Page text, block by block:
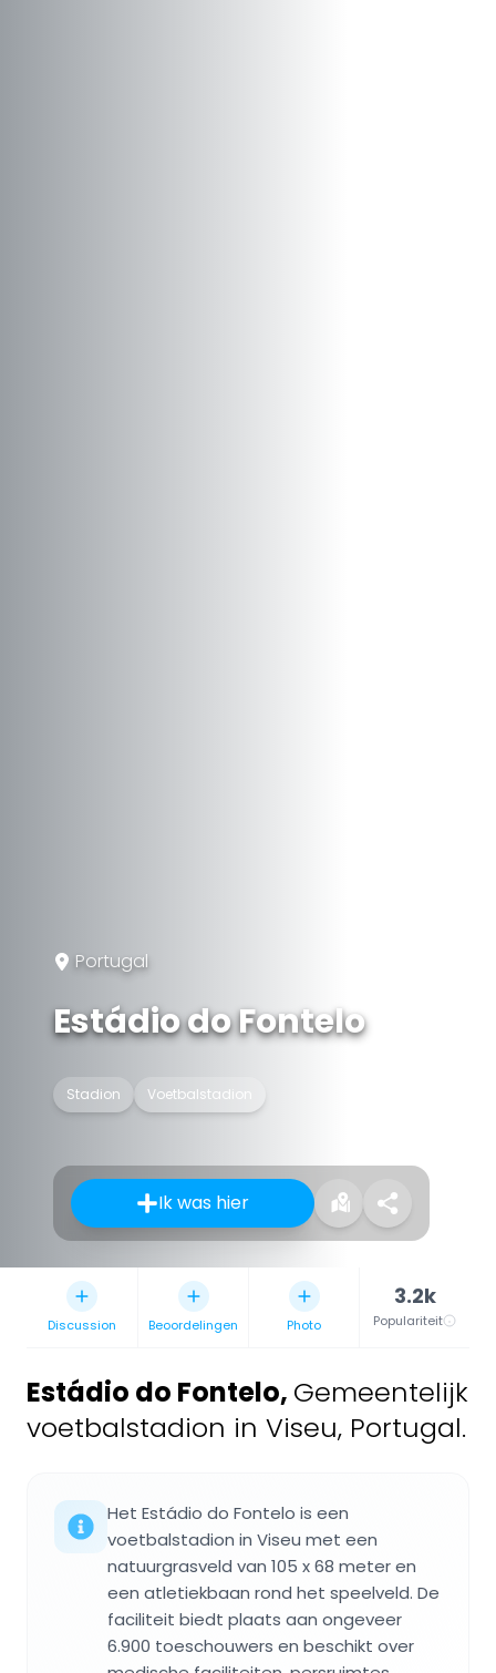
Portugal
Estádio do Fontelo
Stadion Voetbalstadion
Ik was hier
Discussion Beoordelingen Photo
3.2k
Populariteit
Estádio do Fontelo, Gemeentelijk
voetbalstadion in Viseu, Portugal.
Het Estádio do Fontelo is een
voetbalstadion in Viseu met een
natuurgrasveld van 105 x 68 meter en
een atletiekbaan rond het speelveld. De
faciliteit biedt plaats aan ongeveer
6.900 toeschouwers en beschikt over